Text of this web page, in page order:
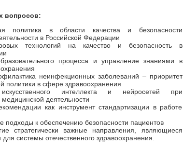
вопросов:
политика в области качества и безопасности
в Российской Федерации
технологий на качество и безопасность в
процесса и управление знаниями в
неинфекционных заболеваний – приоритет
политики в сфере здравоохранения
интеллекта и нейросетей при
деятельности
как инструмент стандартизации в работе
подходы к обеспечению безопасности пациентов
стратегически важные направления, являющиеся
системы отечественного здравоохранения.